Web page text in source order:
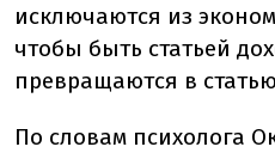
исключаются из
чтобы быть статьей
превращаются в
По словам психолога